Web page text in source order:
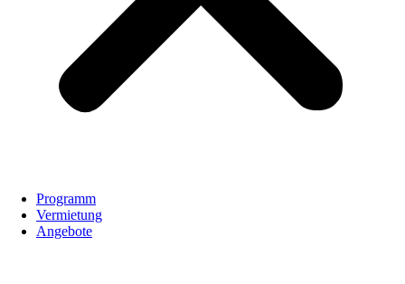
Programm
Vermietung
Angebote